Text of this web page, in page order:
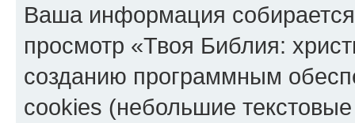
Ваша информация
просмотр «Твоя Библия:
созданию программным
cookies (небольшие